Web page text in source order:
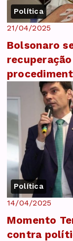
Política
21/04/2025
Bolsonaro
Política
14/04/2025
Momento
contra